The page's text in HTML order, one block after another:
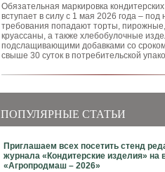
Обязательная маркировка
вступает в силу с 1 мая 2026 года – под
требования попадают торты,
круассаны, а также хлебобулочные
подслащивающими добавками со сроком
свыше 30 суток в потребительской
ПОПУЛЯРНЫЕ СТАТЬИ
Приглашаем всех посетить стенд
журнала «Кондитерские изделия» на
«Агропродмаш – 2026»